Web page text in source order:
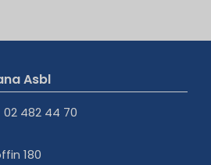
Asbl
02 482 44 70
180